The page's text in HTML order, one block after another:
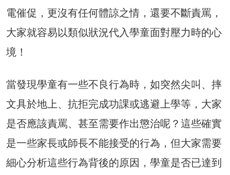
電催促，更沒有任何體諒之情，還要不斷責罵，
大家就容易以類似狀況代入學童面對壓力時的心
境！
當發現學童有一些不良行為時，如突然尖叫、摔
文具於地上、抗拒完成功課或逃避上學等，大家
是否應該責罵、甚至需要作出懲治呢？這些確實
是一些家長或師長不能接受的行為，但大家需要
細心分析這些行為背後的原因，學童是否已達到